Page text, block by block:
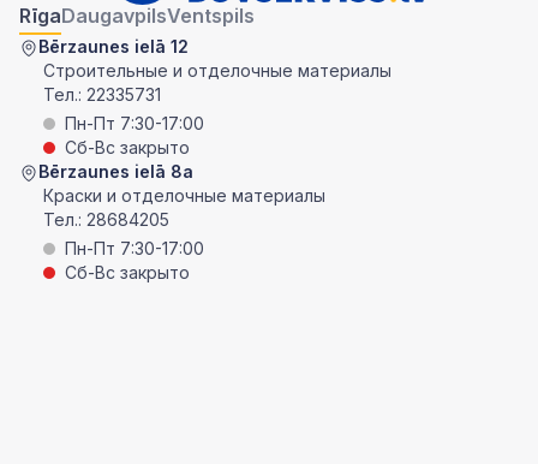
RīgaDaugavpilsVentspils
Bērzaunes ielā 12
Строительные и отделочные материалы
Тел.: 22335731
Пн-Пт 7:30-17:00
Сб-Вс закрыто
Bērzaunes ielā 8a
Краски и отделочные материалы
Тел.: 28684205
Пн-Пт 7:30-17:00
Сб-Вс закрыто